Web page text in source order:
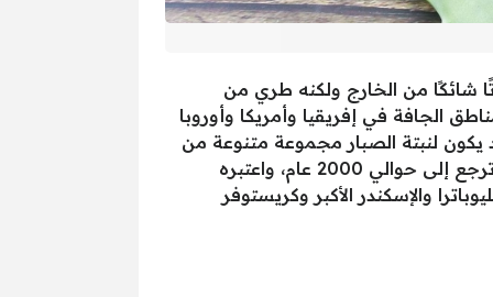
شائكًا من الخارج ولكنه طري من
الجافة في إفريقيا وأمريكا وأوروبا
يكون لنبتة الصبار مجموعة متنوعة من
الاستخدامات المحتملة في الصحة والعناية بالبشرة والجمال، ويحظى الصبار بتقدير كبير منذ فترة طويلة ترجع إلى حوالي 2000 عام، واعتبره
والإسكندر الأكبر وكريستوفر